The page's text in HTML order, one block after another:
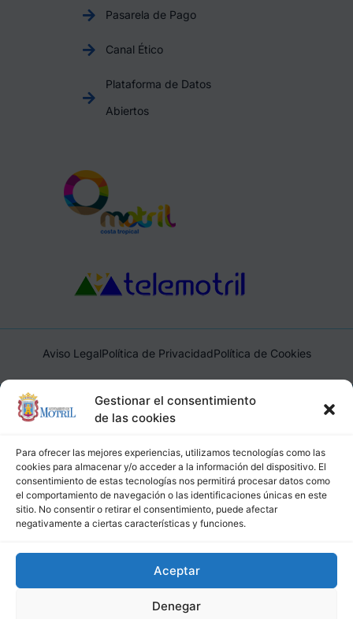
Gestionar el consentimiento
de las cookies
Para ofrecer las mejores experiencias, utilizamos tecnologías como las
cookies para almacenar y/o acceder a la información del dispositivo. El
consentimiento de estas tecnologías nos permitirá procesar datos como
el comportamiento de navegación o las identificaciones únicas en este
sitio. No consentir o retirar el consentimiento, puede afectar
negativamente a ciertas características y funciones.
Aceptar
Denegar
Pasarela de Pago
Canal Ético
Plataforma de Datos
Abiertos
Aviso LegalPolítica de PrivacidadPolítica de Cookies
Ayuntamiento de Motril, Plaza de España, 1, 18600, Motril,
(Granada), CIF: P1814200J, DIR3: L01181400